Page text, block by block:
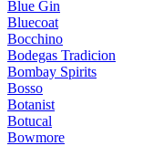
Blue Gin
Bluecoat
Bocchino
Bodegas Tradicion
Bombay Spirits
Bosso
Botanist
Botucal
Bowmore